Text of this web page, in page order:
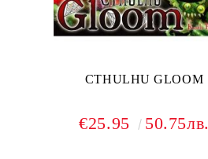
CTHULHU GLOOM
€25.95 50.75лв.